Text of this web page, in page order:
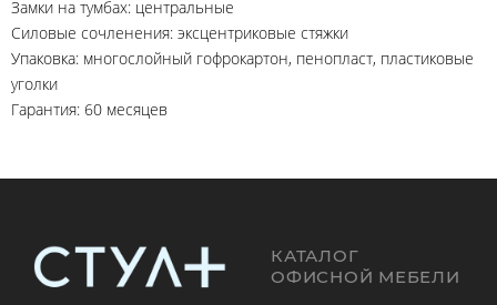
Замки на тумбах: центральные
Силовые сочленения: эксцентриковые стяжки
Упаковка: многослойный гофрокартон, пенопласт, пластиковые
уголки
Гарантия: 60 месяцев
КАТАЛОГ
ОФИСНОЙ МЕБЕЛИ